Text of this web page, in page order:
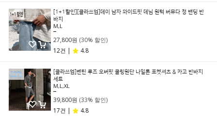
[1+1할인][클라쓰업]데이 남자 와이드핏 데님 원턱 버뮤다 청 밴딩 반
바지
M,L
27,800원 (30% 할인)
12건 |
4.8
[클라쓰업]벤틴 루즈 오버핏 쿨링원단 나일론 포켓셔츠 & 카고 반바지
세트
M,L,XL
39,800원 (33% 할인)
17건 |
4.8